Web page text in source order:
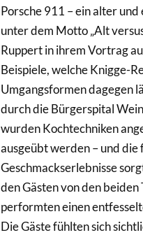
Porsche 911 – ein alter
unter dem Motto „Alt
Ruppert in ihrem Vortrag
Beispiele, welche Knigge-
Umgangsformen dagegen
durch die Bürgerspital
wurden Kochtechniken
ausgeübt werden – und
Geschmackserlebnisse
den Gästen von den
performten einen
Die Gäste fühlten sich